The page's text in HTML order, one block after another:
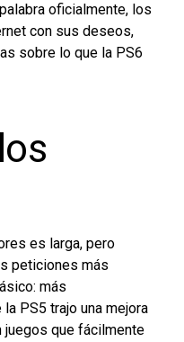
oficialmente, los
con sus deseos,
sobre lo que la PS6
es larga, pero
peticiones más
más
PS5 trajo una mejora
juegos que fácilmente